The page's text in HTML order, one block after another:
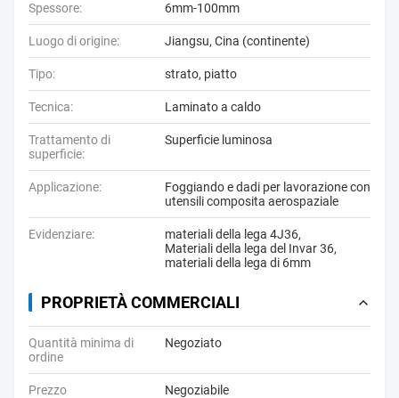
Spessore: 6mm-100mm
Luogo di origine: Jiangsu, Cina (continente)
Tipo: strato, piatto
Tecnica: Laminato a caldo
Trattamento di
superficie:
Superficie luminosa
Applicazione:
Foggiando e dadi per lavorazione con
utensili composita aerospaziale
Evidenziare: materiali della lega 4J36,
Materiali della lega del Invar 36,
materiali della lega di 6mm
PROPRIETÀ COMMERCIALI
Quantità minima di
ordine
Negoziato
Prezzo Negoziabile